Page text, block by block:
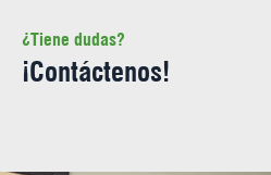
¿Tiene dudas?
¡Contáctenos!